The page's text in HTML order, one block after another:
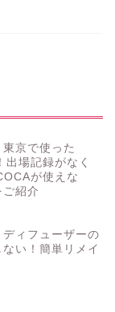
京で使った
出場記録がなく
が使えな
紹介
ィフューザーの
い！簡単リメイ